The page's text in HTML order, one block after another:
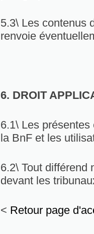
5.3\ Les contenus
renvoie
6. DROIT
6.1\ Les
la BnF et les
6.2\ Tout différend
devant les
< Retour page